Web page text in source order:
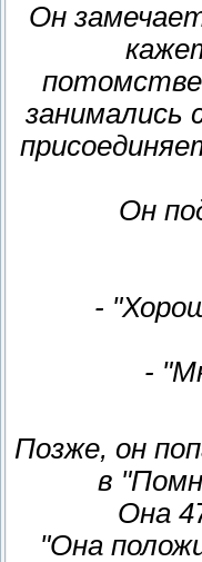
Он
занимались
Он
-
-
Позже, он
в
Она
"Она